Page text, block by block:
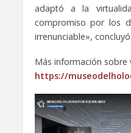
adaptó a la
compromiso por los
irrenunciable»,
Más información sobre
https://